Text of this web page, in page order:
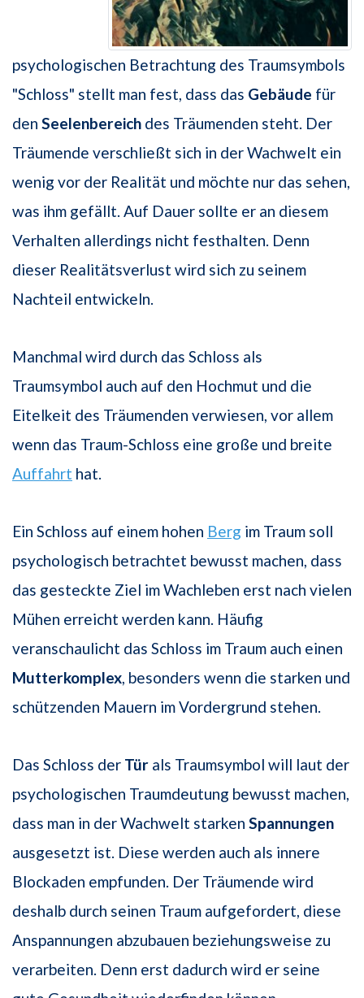
psychologischen Betrachtung des Traumsymbols
"Schloss" stellt man fest, dass das Gebäude für
den Seelenbereich des Träumenden steht. Der
Träumende verschließt sich in der Wachwelt ein
wenig vor der Realität und möchte nur das sehen,
was ihm gefällt. Auf Dauer sollte er an diesem
Verhalten allerdings nicht festhalten. Denn
dieser Realitätsverlust wird sich zu seinem
Nachteil entwickeln.
Manchmal wird durch das Schloss als
Traumsymbol auch auf den Hochmut und die
Eitelkeit des Träumenden verwiesen, vor allem
wenn das Traum-Schloss eine große und breite
Auffahrt hat.
Ein Schloss auf einem hohen Berg im Traum soll
psychologisch betrachtet bewusst machen, dass
das gesteckte Ziel im Wachleben erst nach vielen
Mühen erreicht werden kann. Häufig
veranschaulicht das Schloss im Traum auch einen
Mutterkomplex, besonders wenn die starken und
schützenden Mauern im Vordergrund stehen.
Das Schloss der Tür als Traumsymbol will laut der
psychologischen Traumdeutung bewusst machen,
dass man in der Wachwelt starken Spannungen
ausgesetzt ist. Diese werden auch als innere
Blockaden empfunden. Der Träumende wird
deshalb durch seinen Traum aufgefordert, diese
Anspannungen abzubauen beziehungsweise zu
verarbeiten. Denn erst dadurch wird er seine